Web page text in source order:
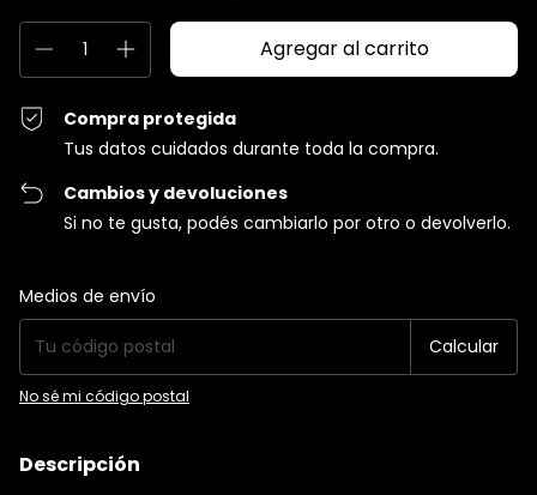
Compra protegida
Tus datos cuidados durante toda la compra.
Cambios y devoluciones
Si no te gusta, podés cambiarlo por otro o devolverlo.
Entregas para el CP:
Medios de envío
Calcular
No sé mi código postal
Descripción